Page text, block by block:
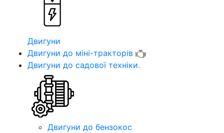
Двигуни
Двигуни до міні-тракторів
Двигуни до садової техніки.
Двигуни до бензокос